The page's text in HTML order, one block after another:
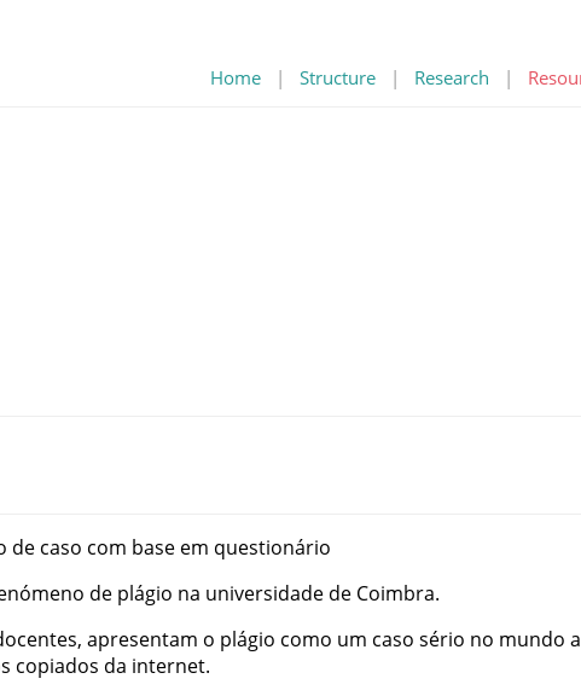
Home | Structure | Research |
de caso com base em questionário
de plágio na universidade de Coimbra.
, apresentam o plágio como um caso sério no mundo
copiados da internet.